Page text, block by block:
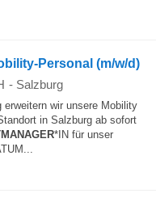
Personal (m/w/d)
- Salzburg
erweitern wir unsere Mobility
in Salzburg ab sofort
*IN für unser